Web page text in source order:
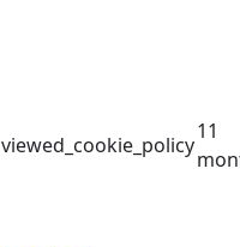
viewed_cookie_policy
11